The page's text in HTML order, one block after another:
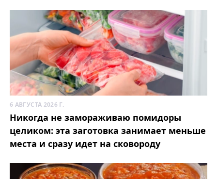
6 АВГУСТА 2026 Г.
Никогда не замораживаю помидоры
целиком: эта заготовка занимает меньше
места и сразу идет на сковороду